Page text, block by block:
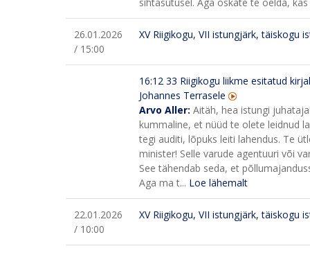
26.01.2026
/ 15:00
XV Riigikogu, VII istungjärk, täiskogu
16:12 33 Riigikogu liikme esitatud
Johannes Terrasele
Arvo Aller: Aitäh, hea istungi
kummaline, et nüüd te olete leidnud
tegi auditi, lõpuks leiti lahendus. Te
minister! Selle varude agentuuri või
See tähendab seda, et
Aga ma t... Loe lähemalt
22.01.2026
/ 10:00
XV Riigikogu, VII istungjärk, täiskogu